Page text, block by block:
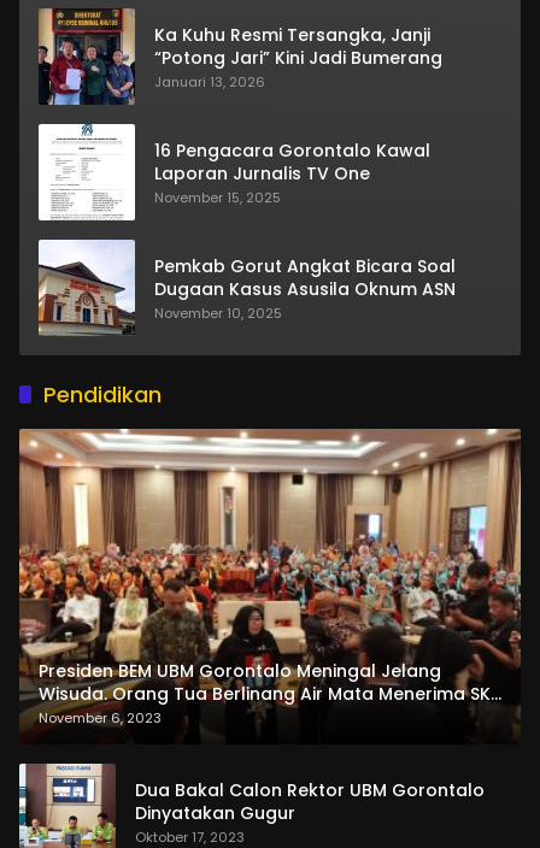
Ka Kuhu Resmi Tersangka, Janji
“Potong Jari” Kini Jadi Bumerang
Januari 13, 2026
16 Pengacara Gorontalo Kawal
Laporan Jurnalis TV One
November 15, 2025
Pemkab Gorut Angkat Bicara Soal
Dugaan Kasus Asusila Oknum ASN
November 10, 2025
Pendidikan
Presiden BEM UBM Gorontalo Meningal Jelang
Wisuda. Orang Tua Berlinang Air Mata Menerima SKL
dan Pemasangan Salempang
November 6, 2023
Dua Bakal Calon Rektor UBM Gorontalo
Dinyatakan Gugur
Oktober 17, 2023